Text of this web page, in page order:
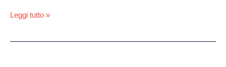
Leggi tutto »